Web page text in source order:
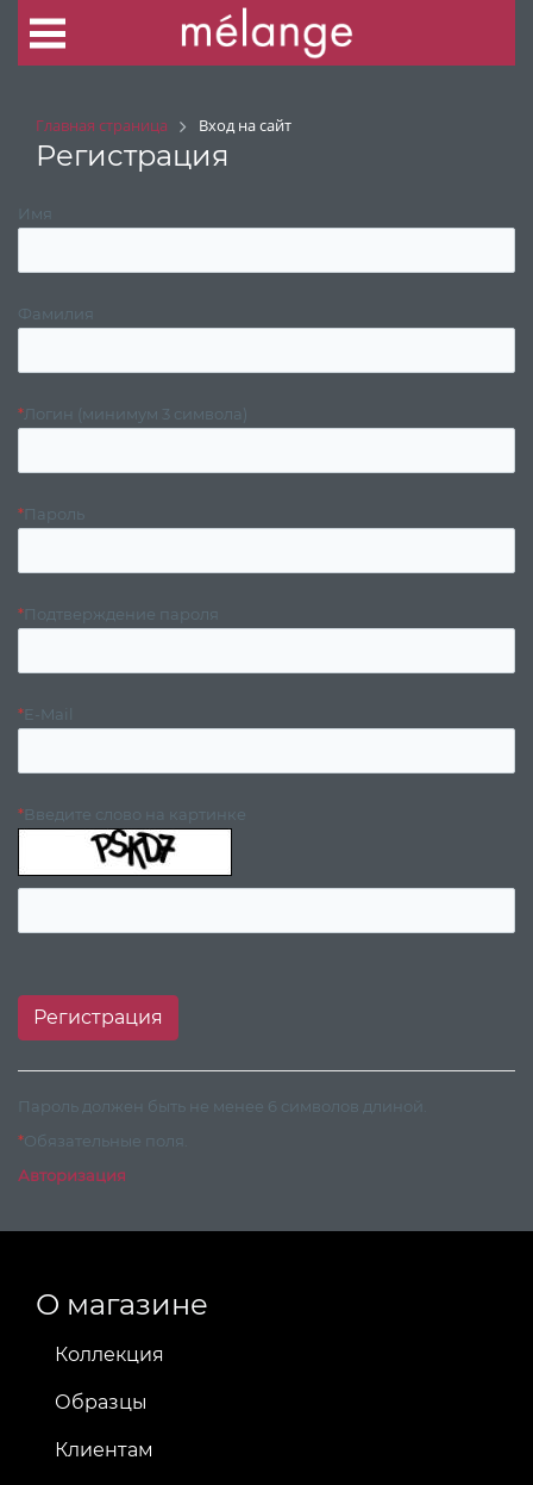
Главная страница Вход на сайт
Регистрация
Имя
Фамилия
*Логин (минимум 3 символа)
*Пароль
*Подтверждение пароля
*E-Mail
*Введите слово на картинке
Пароль должен быть не менее 6 символов длиной.
*Обязательные поля.
Авторизация
О магазине
Коллекция
Образцы
Клиентам